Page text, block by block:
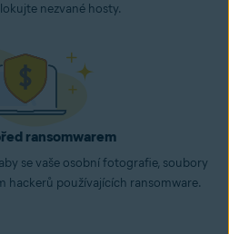
nezvané hosty.
ransomwarem
se vaše osobní fotografie, soubory
hackerů používajících ransomware.